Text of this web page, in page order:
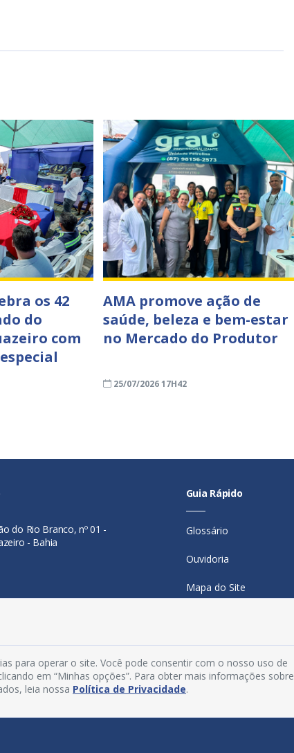
os 42
do
com
AMA promove ação de
saúde, beleza e bem-estar
no Mercado do Produtor
25/07/2026 17H42
do Rio Branco, nº 01 -
- Bahia
sexta-feira, das 08h às
Guia Rápido
Glossário
Ouvidoria
Mapa do Site
Manual de Navegação
Política de Privacidade
para operar o site. Você pode consentir com o nosso uso de
em “Minhas opções”. Para obter mais informações sobre
leia nossa Política de Privacidade.